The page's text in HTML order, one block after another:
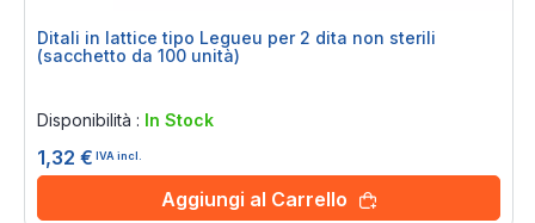
Ditali in lattice tipo Legueu per 2 dita non sterili
(sacchetto da 100 unità)
Disponibilità : In Stock
1,32 € IVA incl.
Aggiungi al Carrello